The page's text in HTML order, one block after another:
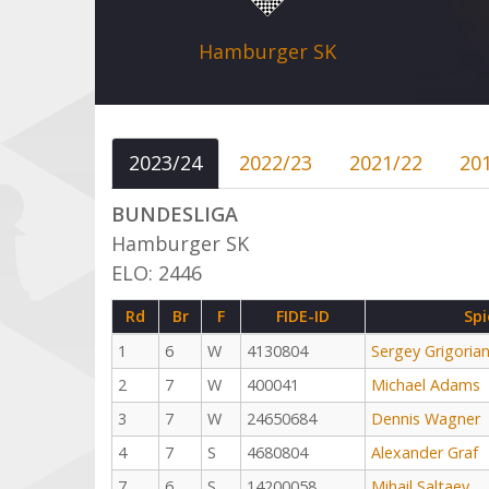
Hamburger SK
2023/24 2022/23 2021/22
BUNDESLIGA
Hamburger SK
ELO: 2446
Rd Br F FIDE-ID
1
6 W 4130804
Sergey
2
7 W 400041
Michael Adams
3
7 W 24650684
Dennis Wagner
4
7 S 4680804
Alexander Graf